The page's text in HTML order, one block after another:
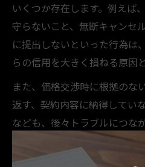
いくつか存在します。例えば
守らないこと、無断キャンセ
に提出しないといった行為は
らの信用を大きく損ねる原因
また、価格交渉時に根拠のな
返す、契約内容に納得してい
なども、後々トラブルにつな
に兵庫県淡路市や高砂市のよ
は、こうした行動が地域内で